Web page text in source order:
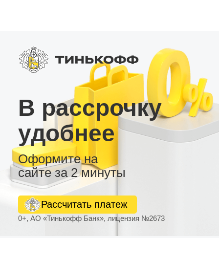
стабильного приема сигналов. • Японская
микросхема усилителя и продвинутый
звуковой процессор с регулируемым RCA
выходом для сабвуфера. • Подключение
SPDIF с цифровыми выходами Coax и Toslink.
• Встроенный вентилятор охлаждения, слот
для 4G сим-карты, а также возможность
подключения AHD камеры заднего вида и USB
видеорегистратора. Эта андроид магнитола
станет вашим надежным спутником в пути,
обеспечивая комфорт и качество
автомобильной электроники.
В рассрочку
удобнее
Оформите на
сайте за 2 минуты
0+, АО «Тинькофф Банк», лицензия №2673
Рассчитать платеж